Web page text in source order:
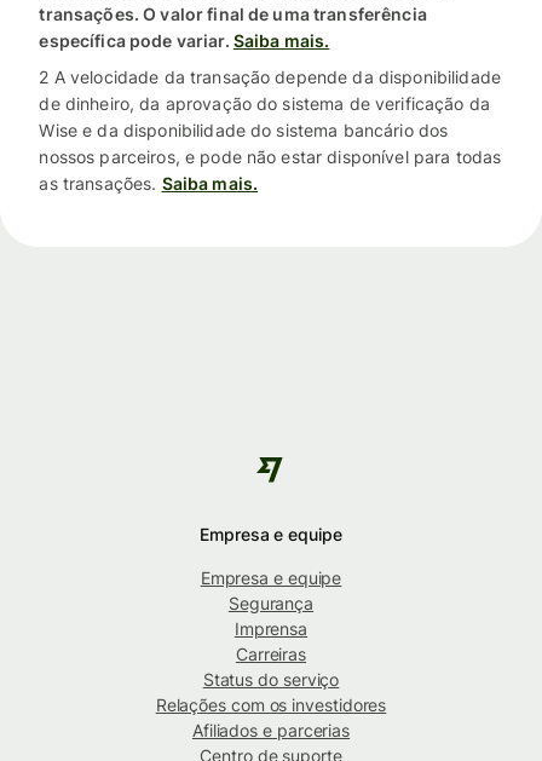
transações. O valor final de uma transferência
específica pode variar. Saiba mais.
2 A velocidade da transação depende da disponibilidade
de dinheiro, da aprovação do sistema de verificação da
Wise e da disponibilidade do sistema bancário dos
nossos parceiros, e pode não estar disponível para todas
as transações. Saiba mais.
Empresa e equipe
Empresa e equipe
Segurança
Imprensa
Carreiras
Status do serviço
Relações com os investidores
Afiliados e parcerias
Centro de suporte